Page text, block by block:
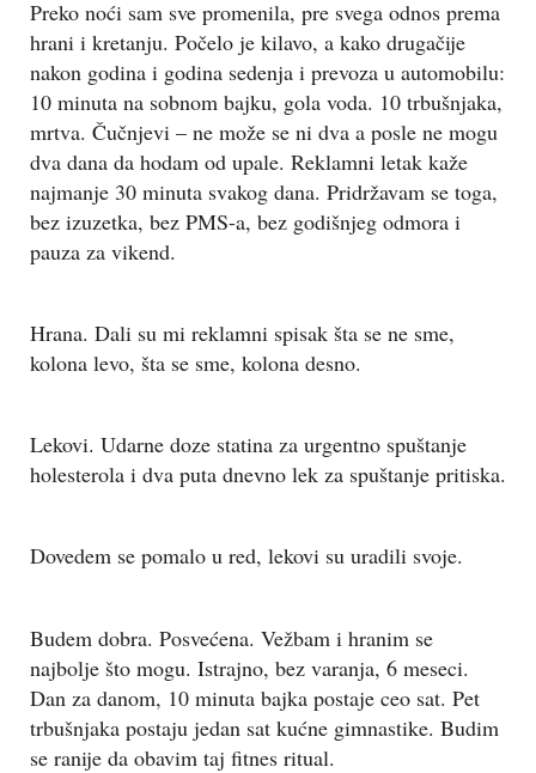
Preko noći sam sve promenila, pre svega odnos prema
hrani i kretanju. Počelo je kilavo, a kako drugačije
nakon godina i godina sedenja i prevoza u automobilu:
10 minuta na sobnom bajku, gola voda. 10 trbušnjaka,
mrtva. Čučnjevi – ne može se ni dva a posle ne mogu
dva dana da hodam od upale. Reklamni letak kaže
najmanje 30 minuta svakog dana. Pridržavam se toga,
bez izuzetka, bez PMS-a, bez godišnjeg odmora i
pauza za vikend.
Hrana. Dali su mi reklamni spisak šta se ne sme,
kolona levo, šta se sme, kolona desno.
Lekovi. Udarne doze statina za urgentno spuštanje
holesterola i dva puta dnevno lek za spuštanje pritiska.
Dovedem se pomalo u red, lekovi su uradili svoje.
Budem dobra. Posvećena. Vežbam i hranim se
najbolje što mogu. Istrajno, bez varanja, 6 meseci.
Dan za danom, 10 minuta bajka postaje ceo sat. Pet
trbušnjaka postaju jedan sat kućne gimnastike. Budim
se ranije da obavim taj fitnes ritual.